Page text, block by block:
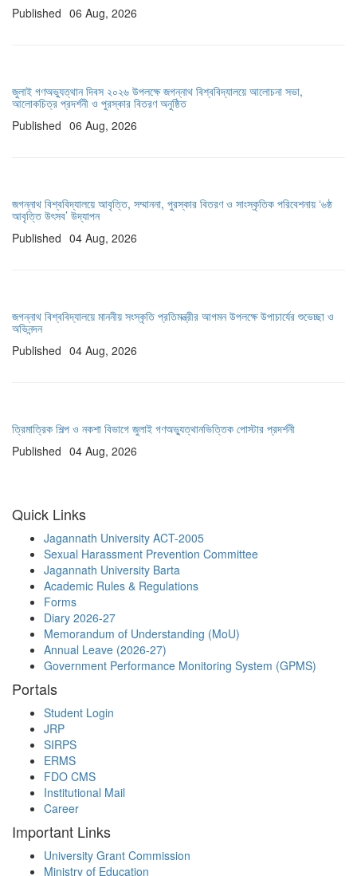
Published 06 Aug, 2026
জুলাই গণঅভ্যুত্থান দিবস ২০২৬ উপলক্ষে জগন্নাথ বিশ্ববিদ্যালয়ে আলোচনা সভা,
আলোকচিত্র প্রদর্শনী ও পুরস্কার বিতরণ অনুষ্ঠিত
Published 06 Aug, 2026
জগন্নাথ বিশ্ববিদ্যালয়ে আবৃত্তি, সম্মাননা, পুরস্কার বিতরণ ও সাংস্কৃতিক পরিবেশনায় ‘৬ষ্ঠ
আবৃত্তি উৎসব’ উদ্‌যাপন
Published 04 Aug, 2026
জগন্নাথ বিশ্ববিদ্যালয়ে মাননীয় সংস্কৃতি প্রতিমন্ত্রীর আগমন উপলক্ষে উপাচার্যের শুভেচ্ছা ও
অভিনন্দন
Published 04 Aug, 2026
ত্রিমাত্রিক শিল্প ও নকশা বিভাগে জুলাই গণঅভ্যুত্থানভিত্তিক পোস্টার প্রদর্শনী
Published 04 Aug, 2026
Quick Links
Jagannath University ACT-2005
Sexual Harassment Prevention Committee
Jagannath University Barta
Academic Rules & Regulations
Forms
Diary 2026-27
Memorandum of Understanding (MoU)
Annual Leave (2026-27)
Government Performance Monitoring System (GPMS)
Portals
Student Login
JRP
SIRPS
ERMS
FDO CMS
Institutional Mail
Career
Important Links
University Grant Commission
Ministry of Education